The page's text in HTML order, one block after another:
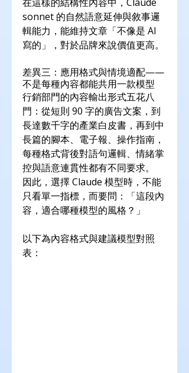
sonnet 的自然語意延伸與敘事邏
輯能力，能維持文章「不像是 AI
寫的」，對於品牌來說價值更高。
差異三：應用格式與情境適配——
不是每種內容都能共用一款模型
行銷部門的內容輸出形式五花八
門：從短則 90 字的廣告文案，到
長達數千字的產業白皮書，再到中
長篇的腳本、電子報、操作指南，
每種格式背後對語句邏輯、情緒掌
控與語意連貫性都有不同要求。
因此，選擇 Claude 模型時，不能
只看單一指標，而要問：「這段內
容，適合哪種模型的風格？」
以下為內容格式與建議模型對照
表：